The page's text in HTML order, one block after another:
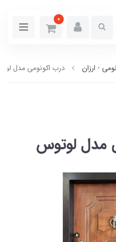
0
- ارزان درب اکونومی مدل
مدل لوتوس